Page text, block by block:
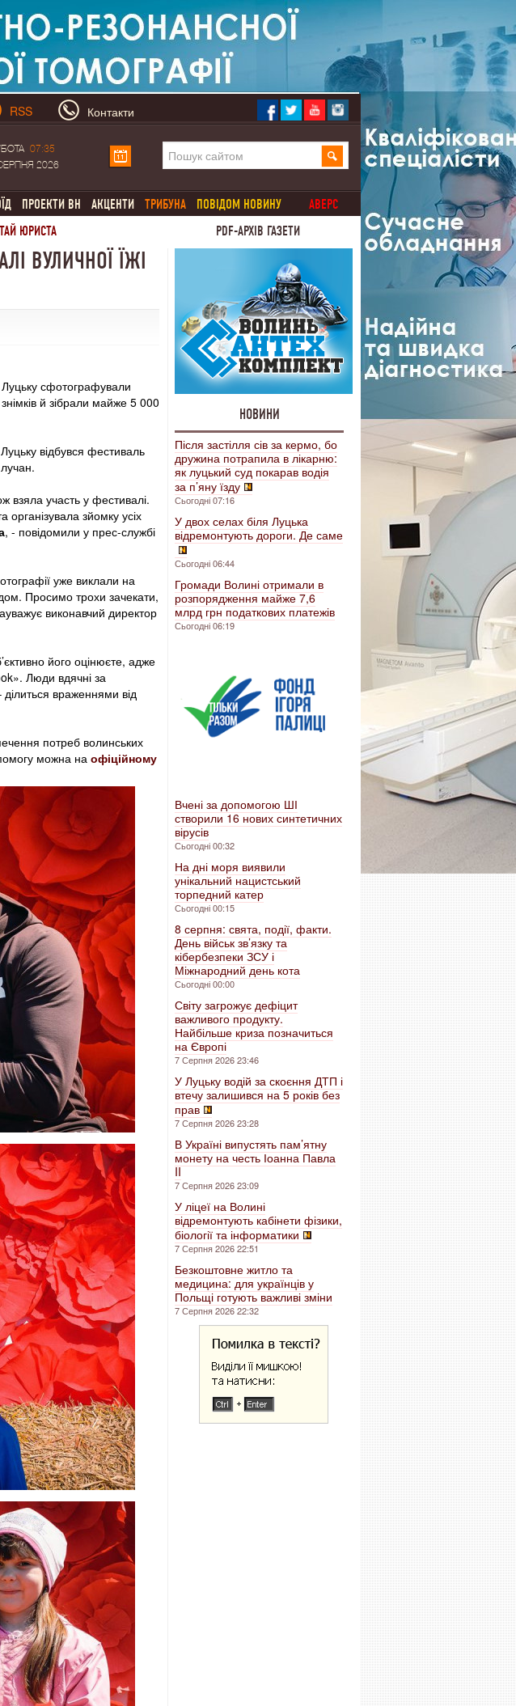
RSS Контакти
07:35
2026
ПРОЕКТИ ВН АКЦЕНТИ ТРИБУНА ПОВІДОМ НОВИНУ
АВЕРС
ЮРИСТА PDF-АРХІВ ГАЗЕТИ
ВУЛИЧНОЇ ЇЖІ
сфотографували
й зібрали майже 5 000
відбувся фестиваль
взяла участь у фестивалі.
організувала зйомку усіх
, - повідомили у прес-службі
уже виклали на
Просимо трохи зачекати,
виконавчий директор
його оцінюєте, адже
Люди вдячні за
враженнями від
потреб волинських
можна на офіційному
НОВИНИ
Після застілля сів за кермо, бо
дружина потрапила в лікарню:
як луцький суд покарав водія
за п’яну їзду
Сьогодні 07:16
У двох селах біля Луцька
відремонтують дороги. Де саме
Сьогодні 06:44
Громади Волині отримали в
розпорядження майже 7,6
млрд грн податкових платежів
Сьогодні 06:19
Вчені за допомогою ШІ
створили 16 нових синтетичних
вірусів
Сьогодні 00:32
На дні моря виявили
унікальний нацистський
торпедний катер
Сьогодні 00:15
8 серпня: свята, події, факти.
День військ зв’язку та
кібербезпеки ЗСУ і
Міжнародний день кота
Сьогодні 00:00
Світу загрожує дефіцит
важливого продукту.
Найбільше криза позначиться
на Європі
7 Серпня 2026 23:46
У Луцьку водій за скоєння ДТП і
втечу залишився на 5 років без
прав
7 Серпня 2026 23:28
В Україні випустять пам’ятну
монету на честь Іоанна Павла
II
7 Серпня 2026 23:09
У ліцеї на Волині
відремонтують кабінети фізики,
біології та інформатики
7 Серпня 2026 22:51
Безкоштовне житло та
медицина: для українців у
Польщі готують важливі зміни
7 Серпня 2026 22:32